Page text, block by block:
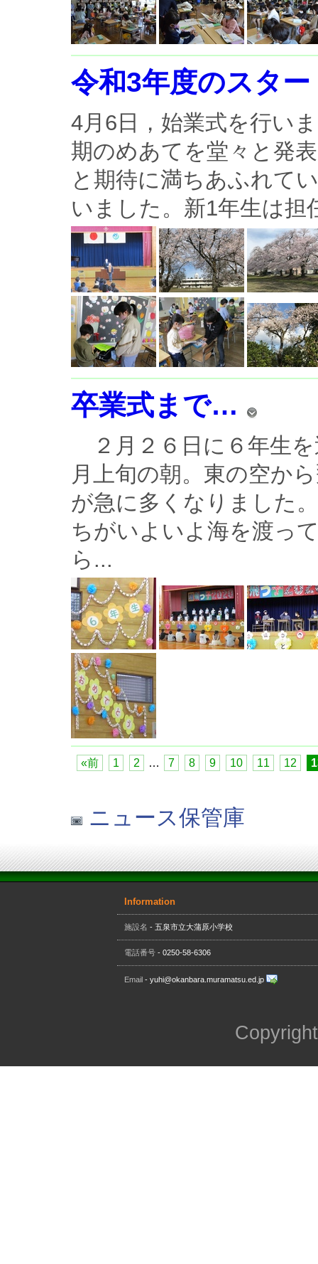
令和3年度のスタ
4月6日，始業式を行い
期のめあてを堂々と発
と期待に満ちあふれて
いました。新1年生は担
卒業式まで…
２月２６日に６年生
月上旬の朝。東の空か
が急に多くなりました
ちがいよいよ海を渡っ
ら...
«前 1 2 … 7 8 9 10 11 12
ニュース保管庫
Information
施設名 - 五泉市立大蒲原小学校
電話番号 - 0250-58-6306
Email - yuhi@okanbara.muramatsu.ed.jp